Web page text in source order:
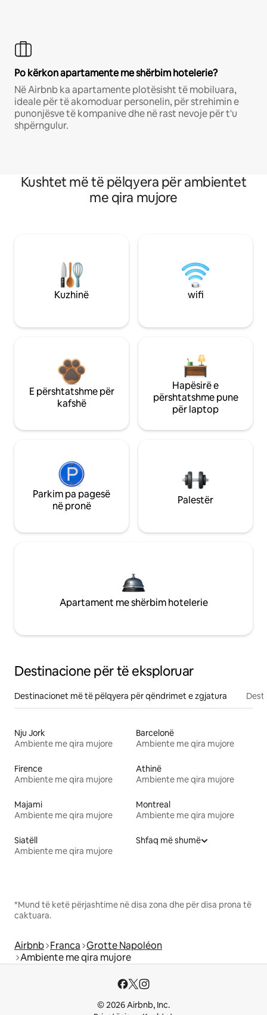
Po kërkon apartamente me shërbim hotelerie?
Në Airbnb ka apartamente plotësisht të mobiluara,
ideale për të akomoduar personelin, për strehimin e
punonjësve të kompanive dhe në rast nevoje për t'u
shpërngulur.
Kushtet më të pëlqyera për ambientet
me qira mujore
Kuzhinë wifi
E përshtatshme për
kafshë
Hapësirë e
përshtatshme pune
për laptop
Parkim pa pagesë
në pronë
Palestër
Apartament me shërbim hotelerie
Destinacione për të eksploruar
Destinacionet më të pëlqyera për qëndrimet e zgjatura
Nju Jork
Ambiente me qira mujore
Barcelonë
Ambiente me qira mujore
Firence
Ambiente me qira mujore
Athinë
Ambiente me qira mujore
Majami
Ambiente me qira mujore
Montreal
Ambiente me qira mujore
Siatëll
Ambiente me qira mujore
Shfaq më shumë
*Mund të ketë përjashtime në disa zona dhe për disa prona të
caktuara.
Airbnb Franca Grotte Napoléon
Ambiente me qira mujore
© 2026 Airbnb, Inc.